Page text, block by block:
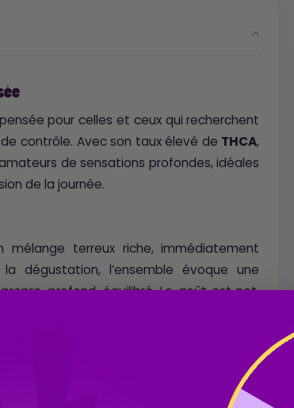
pour celles et ceux qui recherchent
contrôle. Avec son taux élevé de THCA,
de sensations profondes, idéales
de la journée.
terreux riche, immédiatement
dégustation, l’ensemble évoque une
profond, équilibré. Le goût est net,
de profils naturels et structurés.
qui s’installe progressivement. Le
ralentit tout en restant clair. Une